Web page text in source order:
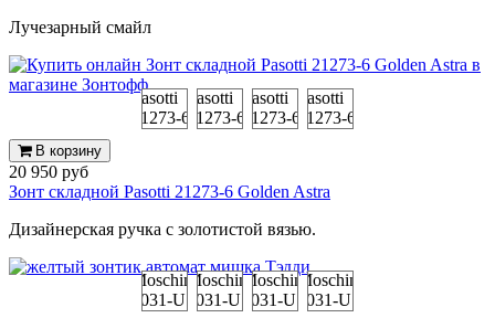
Лучезарный смайл
В корзину
20 950 руб
Зонт складной Pasotti 21273-6 Golden Astra
Дизайнерская ручка с золотистой вязью.